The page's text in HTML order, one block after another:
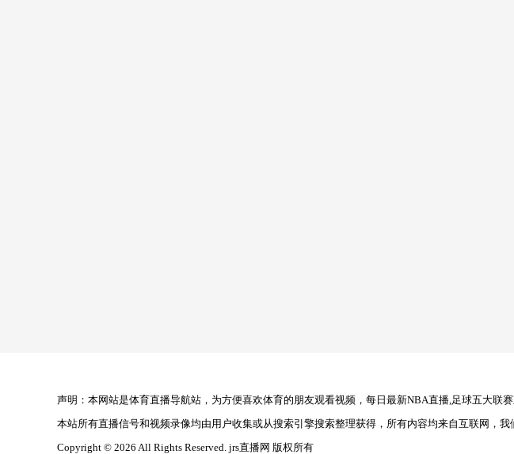
声明：本网站是体育直播导航站，为方便喜欢体育的朋友观看视频，每日最新NBA直播,足球五大联
本站所有直播信号和视频录像均由用户收集或从搜索引擎搜索整理获得，所有内容均来自互联网，
Copyright © 2026 All Rights Reserved. jrs直播网 版权所有